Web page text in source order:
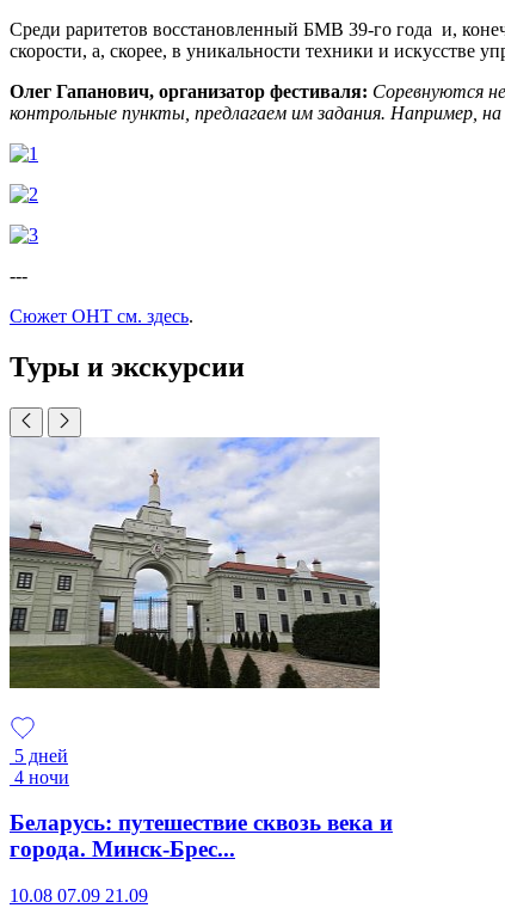
Среди раритетов восстановленный БМВ 39-го года и,
скорости, а, скорее, в уникальности техники и искусстве
Олег Гапанович, организатор фестиваля: Соревнуются
контрольные пункты, предлагаем им задания. Например,
---
Сюжет ОНТ см. здесь.
Туры и экскурсии
5 дней
4 ночи
Беларусь: путешествие сквозь века и
города. Минск-Брес...
10.08 07.09 21.09